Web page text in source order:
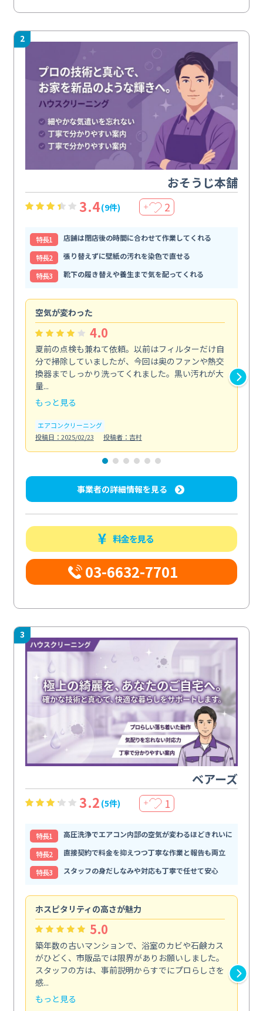
2
おそうじ本舗
3.4(9件) ＋ 2
特⻑1
店舗は閉店後の時間に合わせて作業してくれる
特⻑2
張り替えずに壁紙の汚れを染色で直せる
特⻑3
靴下の履き替えや養生まで気を配ってくれる
空気が変わった
4.0
夏前の点検も兼ねて依頼。以前はフィルターだけ自
分で掃除していましたが、今回は奥のファンや熱交
換器までしっかり洗ってくれました。黒い汚れが大
量...
もっと見る
エアコンクリーニング
投稿日：2025/02/23
投稿者：吉村
事業者の詳細情報を見る
料金を見る
03-6632-7701
3
ベアーズ
3.2 (5件) ＋ 1
特⻑1
高圧洗浄でエアコン内部の空気が変わるほどきれいに
特⻑2
直接契約で料金を抑えつつ丁寧な作業と報告も両立
特⻑3
スタッフの身だしなみや対応も丁寧で任せて安心
ホスピタリティの高さが魅力
5.0
築年数の古いマンションで、浴室のカビや石鹸カス
がひどく、市販品では限界がありお願いしました。
スタッフの方は、事前説明からすでにプロらしさを
感...
もっと見る